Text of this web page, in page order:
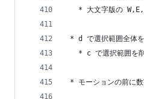
* 大文字版の
* d で選択範囲全体を
* c で選択範囲を
* モーションの前に数